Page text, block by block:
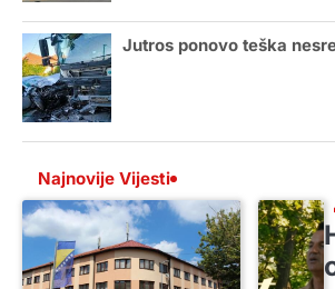
Jutros ponovo teška
Najnovije Vijesti